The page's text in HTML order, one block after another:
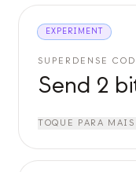
EXPERIMENT
SUPERDENSE
Send 2
TOQUE PARA MAIS